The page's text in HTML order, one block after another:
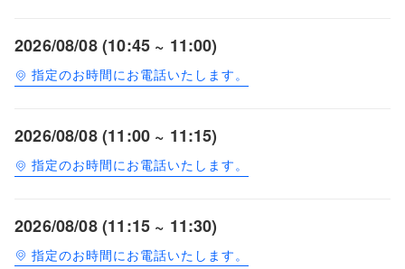
2026/08/08 (10:45 ~ 11:00)
指定のお時間にお電話いたします。
2026/08/08 (11:00 ~ 11:15)
指定のお時間にお電話いたします。
2026/08/08 (11:15 ~ 11:30)
指定のお時間にお電話いたします。